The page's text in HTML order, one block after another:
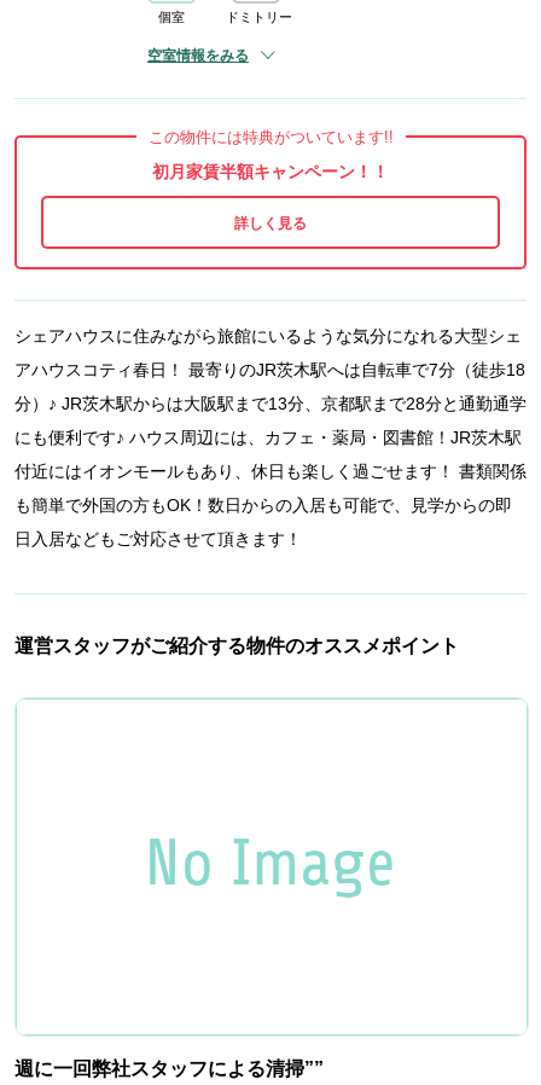
個室 ドミトリー
空室情報をみる
この物件には特典がついています!!
初月家賃半額キャンペーン！！
シェアハウスに住みながら旅館にいるような気分になれる大型シェ
アハウスコティ春日！ 最寄りのJR茨木駅へは自転車で7分（徒歩18
分）♪ JR茨木駅からは大阪駅まで13分、京都駅まで28分と通勤通学
にも便利です♪ ハウス周辺には、カフェ・薬局・図書館！JR茨木駅
付近にはイオンモールもあり、休日も楽しく過ごせます！ 書類関係
も簡単で外国の方もOK！数日からの入居も可能で、見学からの即
日入居などもご対応させて頂きます！
運営スタッフがご紹介する物件のオススメポイント
週に一回弊社スタッフによる清掃””